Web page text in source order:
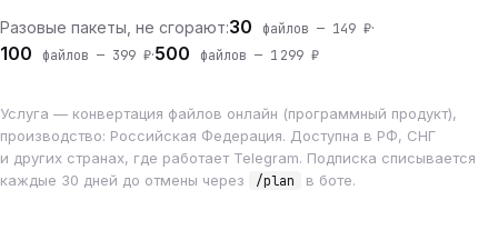
Разовые пакеты, не сгорают:30 файлов — 149 ₽·
100 файлов — 399 ₽·500 файлов — 1 299 ₽
Услуга — конвертация файлов онлайн (программный продукт),
производство: Российская Федерация. Доступна в РФ, СНГ
и других странах, где работает Telegram. Подписка списывается
каждые 30 дней до отмены через
/plan в боте.